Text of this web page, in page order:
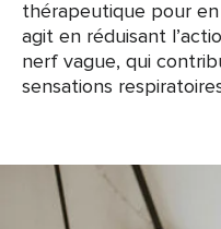
thérapeutique pour
agit en réduisant
nerf vague, qui
sensations